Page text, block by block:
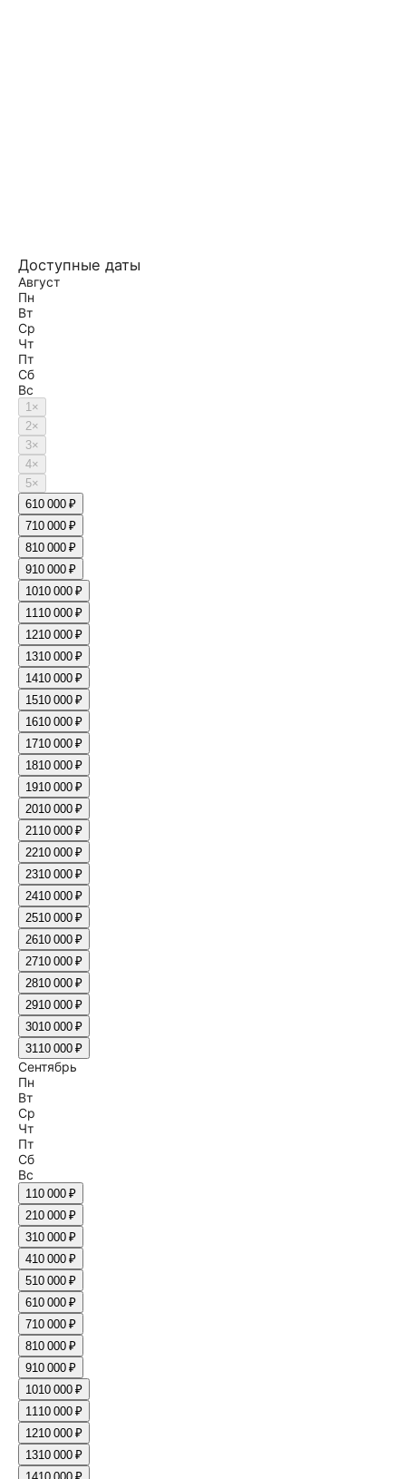
Доступные даты
Август
Пн
Вт
Ср
Чт
Пт
Сб
Вс
1×
2×
3×
4×
5×
610 000 ₽
710 000 ₽
810 000 ₽
910 000 ₽
1010 000 ₽
1110 000 ₽
1210 000 ₽
1310 000 ₽
1410 000 ₽
1510 000 ₽
1610 000 ₽
1710 000 ₽
1810 000 ₽
1910 000 ₽
2010 000 ₽
2110 000 ₽
2210 000 ₽
2310 000 ₽
2410 000 ₽
2510 000 ₽
2610 000 ₽
2710 000 ₽
2810 000 ₽
2910 000 ₽
3010 000 ₽
3110 000 ₽
Сентябрь
Пн
Вт
Ср
Чт
Пт
Сб
Вс
110 000 ₽
210 000 ₽
310 000 ₽
410 000 ₽
510 000 ₽
610 000 ₽
710 000 ₽
810 000 ₽
910 000 ₽
1010 000 ₽
1110 000 ₽
1210 000 ₽
1310 000 ₽